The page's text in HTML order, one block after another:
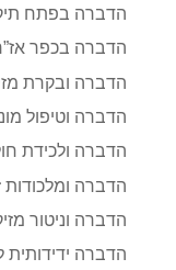
הדברה בפתח
הדברה בכפר
הדברה ובקרת
הדברה וטיפול
הדברה ולכידת
הדברה ומלכודות
הדברה וניטור
הדברה